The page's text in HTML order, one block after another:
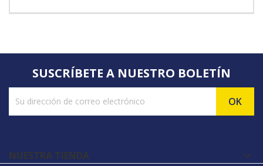
SUSCRÍBETE A NUESTRO BOLETÍN
NUESTRA TIENDA 